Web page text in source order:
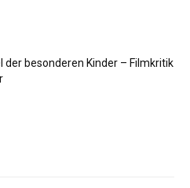
der besonderen Kinder – Filmkritik